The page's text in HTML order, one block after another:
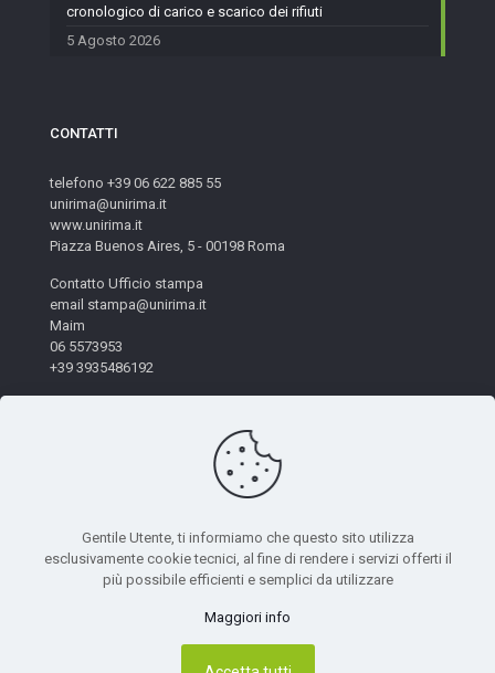
cronologico di carico e scarico dei rifiuti
5 Agosto 2026
CONTATTI
telefono +39 06 622 885 55
unirima@unirima.it
www.unirima.it
Piazza Buenos Aires, 5 - 00198 Roma
Contatto Ufficio stampa
email stampa@unirima.it
Maim
06 5573953
+39 3935486192
© 2026 Unirima. All Rights Reserved. - Codice Fiscale:
Privacy Policy
Gentile Utente, ti informiamo che questo sito utilizza
esclusivamente cookie tecnici, al fine di rendere i servizi offerti il
più possibile efficienti e semplici da utilizzare
Maggiori info